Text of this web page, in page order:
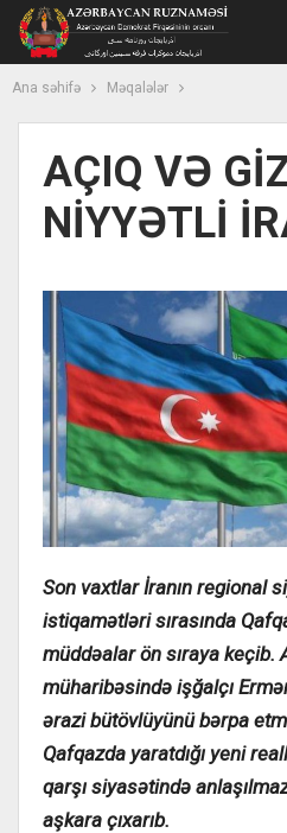
Ana səhifə Məqalələr
AÇIQ VƏ
NİYYƏTLİ
Son vaxtlar İranın regional
istiqamətləri sırasında
müddəalar ön sıraya keçib.
müharibəsində işğalçı
ərazi bütövlüyünü bərpa
Qafqazda yaratdığı yeni
qarşı siyasətində
aşkara çıxarıb.